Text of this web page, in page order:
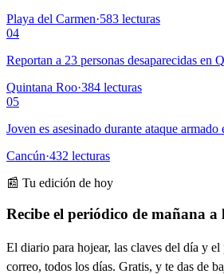
Playa del Carmen·583 lecturas
04
Reportan a 23 personas desaparecidas en
Quintana Roo·384 lecturas
05
Joven es asesinado durante ataque armado
Cancún·432 lecturas
📰 Tu edición de hoy
Recibe el periódico de mañana a
El diario para hojear, las claves del día y
correo, todos los días. Gratis, y te das de